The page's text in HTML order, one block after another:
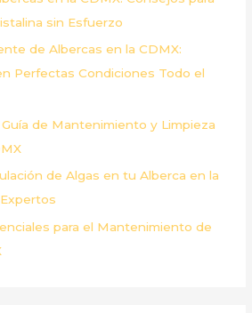
sin Esfuerzo
de Albercas en la CDMX:
Perfectas Condiciones Todo el
de Mantenimiento y Limpieza
de Algas en tu Alberca en la
para el Mantenimiento de